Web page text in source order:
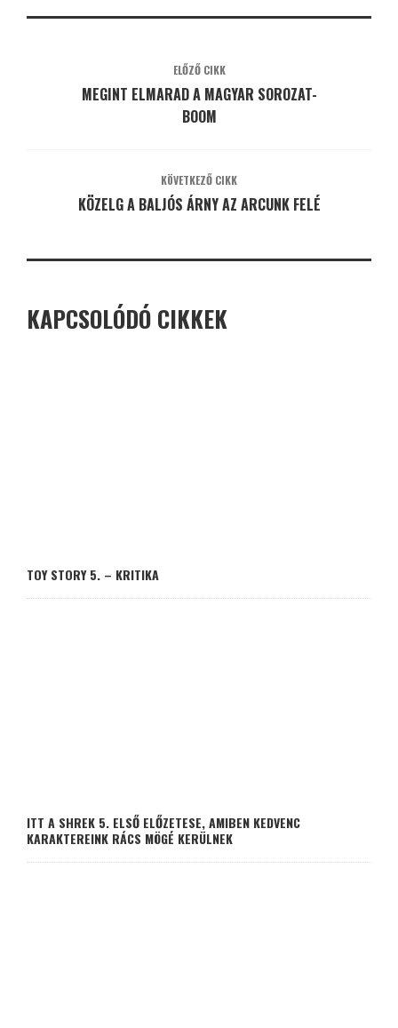
ELŐZŐ CIKK
MEGINT ELMARAD A MAGYAR SOROZAT-
BOOM
KÖVETKEZŐ CIKK
KÖZELG A BALJÓS ÁRNY AZ ARCUNK FELÉ
KAPCSOLÓDÓ CIKKEK
TOY STORY 5. – KRITIKA
ITT A SHREK 5. ELSŐ ELŐZETESE, AMIBEN KEDVENC
KARAKTEREINK RÁCS MÖGÉ KERÜLNEK